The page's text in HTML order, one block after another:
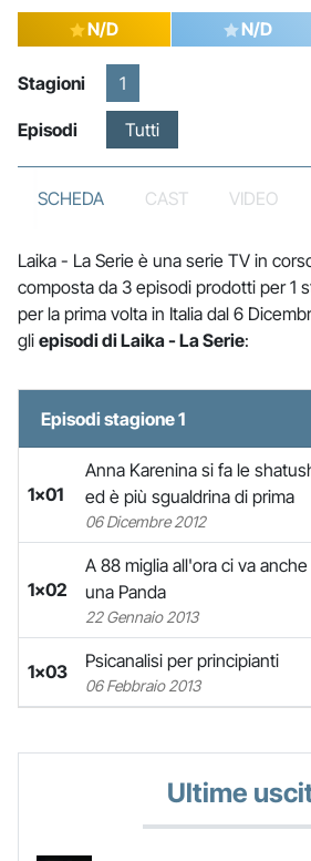
N/D N/D
Stagioni 1
Episodi Tutti
SCHEDA CAST VIDEO
Laika - La Serie è una serie TV in
composta da 3 episodi prodotti per 1
per la prima volta in Italia dal 6
gli episodi di Laika - La Serie:
Episodi stagione 1
1x01
Anna Karenina si fa le
ed è più sgualdrina di prima
06 Dicembre 2012
1x02
A 88 miglia all'ora ci va anche
una Panda
22 Gennaio 2013
1x03 Psicanalisi per principianti
06 Febbraio 2013
Ultime